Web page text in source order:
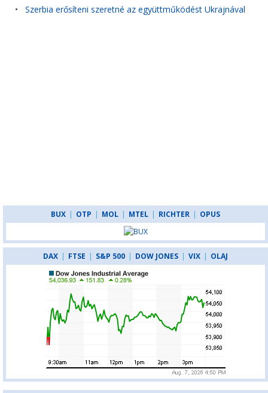
• Szerbia erősíteni szeretné az együttműködést Ukrajnával
BUX | OTP | MOL | MTEL | RICHTER | OPUS
DAX | FTSE | S&P 500 | DOW JONES | VIX | OLAJ